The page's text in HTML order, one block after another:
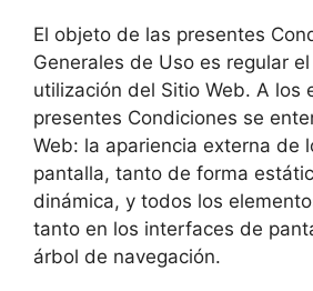
El objeto de las presentes
Generales de Uso es regular
utilización del Sitio Web. A los
presentes Condiciones se
Web: la apariencia externa de
pantalla, tanto de forma
dinámica, y todos los
tanto en los interfaces de
árbol de navegación.